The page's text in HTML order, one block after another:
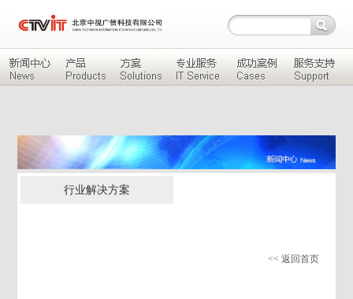
行业解决方案
<< 返回首页